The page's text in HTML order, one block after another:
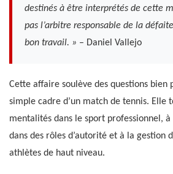
destinés à être interprétés de cette
pas l’arbitre responsable de la
bon travail. » – Daniel Vallejo
Cette affaire soulève des questions bien
simple cadre d’un match de tennis. Elle
mentalités dans le sport professionnel,
dans des rôles d’autorité et à la gestion
athlètes de haut niveau.